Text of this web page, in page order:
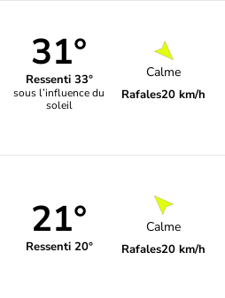
31°
Ressenti 33°
sous l’influence du
soleil
Calme
Rafales20 km/h
21°
Ressenti 20°
Calme
Rafales20 km/h